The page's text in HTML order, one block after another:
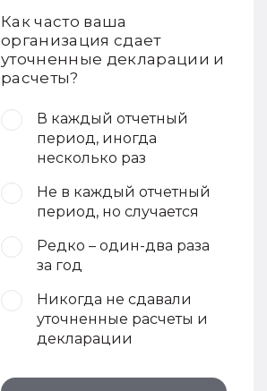
Как часто ваша
организация сдает
уточненные декларации и
расчеты?
В каждый отчетный
период, иногда
несколько раз
Не в каждый отчетный
период, но случается
Редко – один-два раза
за год
Никогда не сдавали
уточненные расчеты и
декларации